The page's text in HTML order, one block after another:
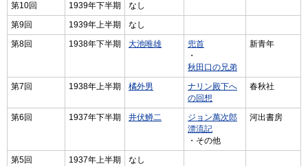
第10回 1939年下半期
なし
第9回
1939年上半期
なし
第8回
1938年下半期 大池唯雄
兜首
・
秋田口の兄弟
新青年
第7回 1938年上半期 橘外男
ナリン殿下へ
の回想
春秋社
第6回 1937年下半期 井伏鱒二
ジョン萬次郎
漂流記
・その他
河出書房
第5回 1937年上半期
なし